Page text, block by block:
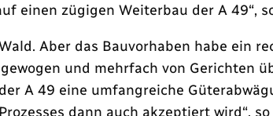
einen zügigen Weiterbau der A 49“,
Aber das Bauvorhaben habe ein
und mehrfach von Gerichten
A 49 eine umfangreiche
dann auch akzeptiert wird“, so